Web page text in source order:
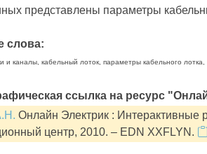
представлены параметры
слова:
и каналы, кабельный лоток, параметры кабельного
ссылка на ресурс
Онлайн Электрик : Интерактивные
центр, 2010. – EDN XXFLYN.